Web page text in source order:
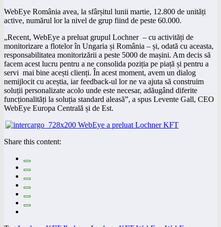
WebEye România avea, la sfârșitul lunii martie, 12.800 de unități
active, numărul lor la nivel de grup fiind de peste 60.000.
„Recent, WebEye a preluat grupul Lochner – cu activități de
monitorizare a flotelor în Ungaria și România – și, odată cu aceasta,
responsabilitatea monitorizării a peste 5000 de mașini. Am decis să
facem acest lucru pentru a ne consolida poziția pe piață și pentru a
servi mai bine acești clienți. În acest moment, avem un dialog
nemijlocit cu aceștia, iar feedback-ul lor ne va ajuta să construim
soluții personalizate acolo unde este necesar, adăugând diferite
funcționalități la soluția standard aleasă”, a spus Levente Gall, CEO
WebEye Europa Centrală și de Est.
Share this content: